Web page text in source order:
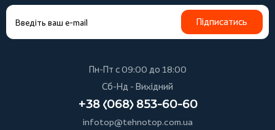
Підписатись
Пн-Пт с 09:00 до 18:00
Сб-Нд - Вихідний
+38 (068) 853-60-60
infotop@tehnotop.com.ua